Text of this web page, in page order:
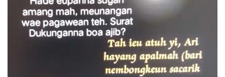
Sosial
Pertanian